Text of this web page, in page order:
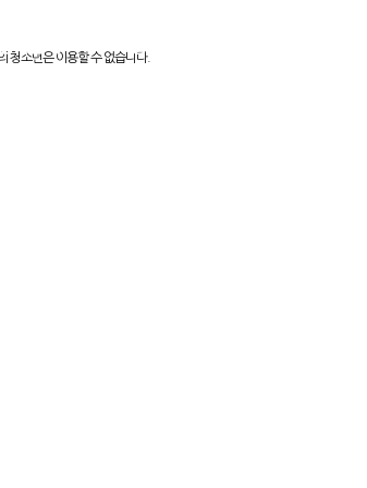
청소년은 이용할 수 없습니다.